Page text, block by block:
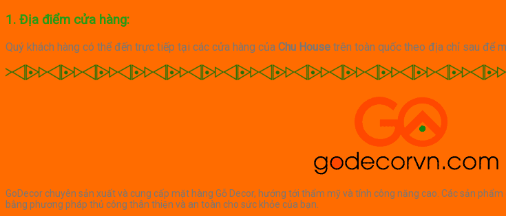
1. Địa điểm cửa hàng:
Quý khách hàng có thể đến trực tiếp tại các cửa hàng của Chu House trên toàn quốc theo địa chỉ sau để
GoDecor chuyên sản xuất và cung cấp mặt hàng Gỗ Decor, hướng tới thẩm mỹ và tính công năng cao. Các sản
bằng phương pháp thủ công thân thiện và an toàn cho sức khỏe của bạn.